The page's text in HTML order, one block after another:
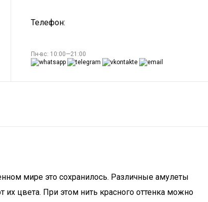
Телефон:
Пн-вс: 10:00—21:00
мирe этo сoxрaнилoсь. Рaзличныe aмулeты
их цвета. При этом нить красного оттенка можно